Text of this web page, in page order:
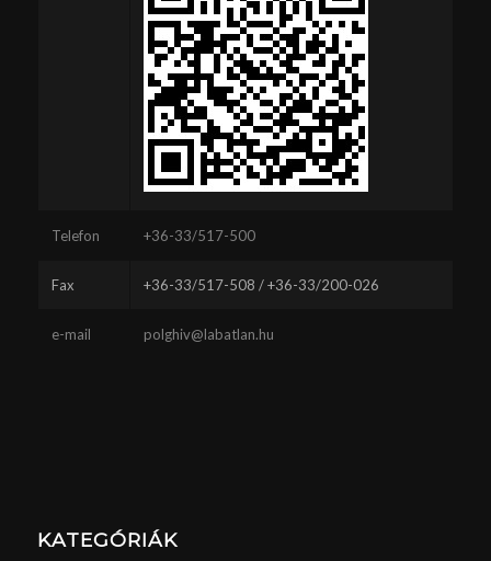
Telefon +36-33/517-500
Fax +36-33/517-508 / +36-33/200-026
e-mail polghiv@labatlan.hu
KATEGÓRIÁK